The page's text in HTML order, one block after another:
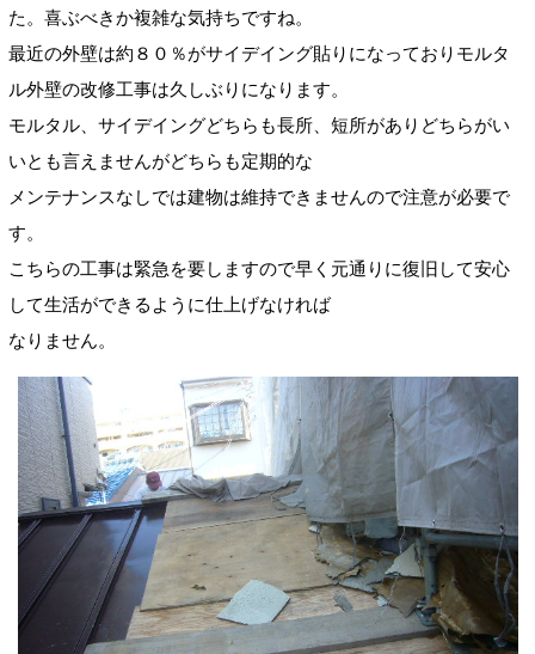
た。喜ぶべきか複雑な気持ちですね。
最近の外壁は約８０％がサイデイング貼りになっておりモルタ
ル外壁の改修工事は久しぶりになります。
モルタル、サイデイングどちらも長所、短所がありどちらがい
いとも言えませんがどちらも定期的な
メンテナンスなしでは建物は維持できませんので注意が必要で
す。
こちらの工事は緊急を要しますので早く元通りに復旧して安心
して生活ができるように仕上げなければ
なりません。